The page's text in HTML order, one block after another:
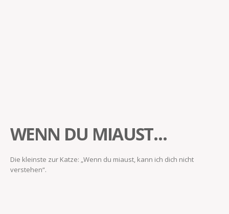
WENN DU MIAUST…
Die kleinste zur Katze: „Wenn du miaust, kann ich dich nicht
verstehen“.